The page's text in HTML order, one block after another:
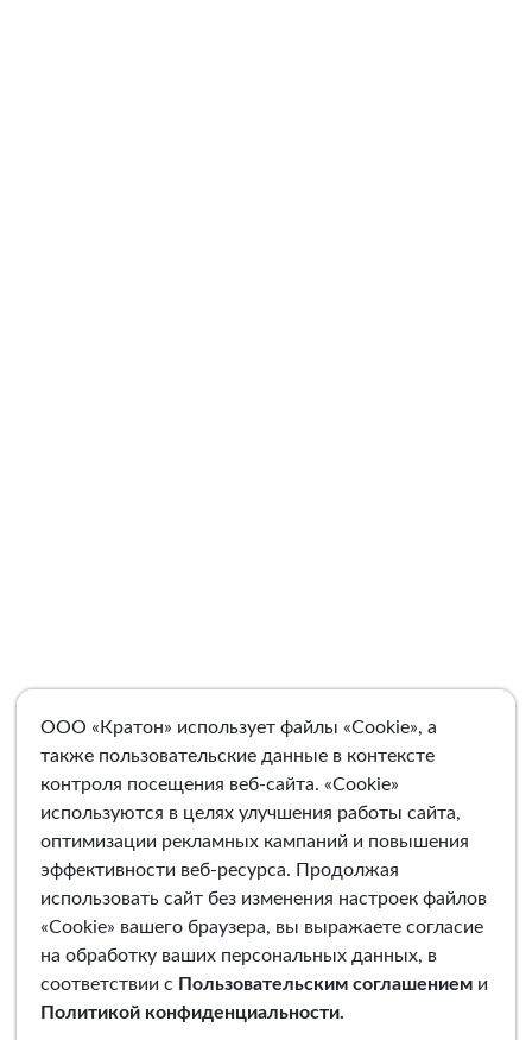
ООО «Кратон» использует файлы «Cookie», а
также пользовательские данные в контексте
контроля посещения веб-сайта. «Cookie»
используются в целях улучшения работы сайта,
оптимизации рекламных кампаний и повышения
эффективности веб-ресурса. Продолжая
использовать сайт без изменения настроек файлов
«Cookie» вашего браузера, вы выражаете согласие
на обработку ваших персональных данных, в
соответствии с Пользовательским соглашением и
Политикой конфиденциальности.